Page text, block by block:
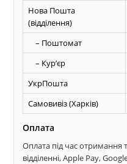
кількість
Нова Пошта
(відділення)
– Поштомат
– Курʼєр
УкрПошта
Самовивіз (Харків)
Оплата
Оплата під час отримання
відділенні, Apple Pay,